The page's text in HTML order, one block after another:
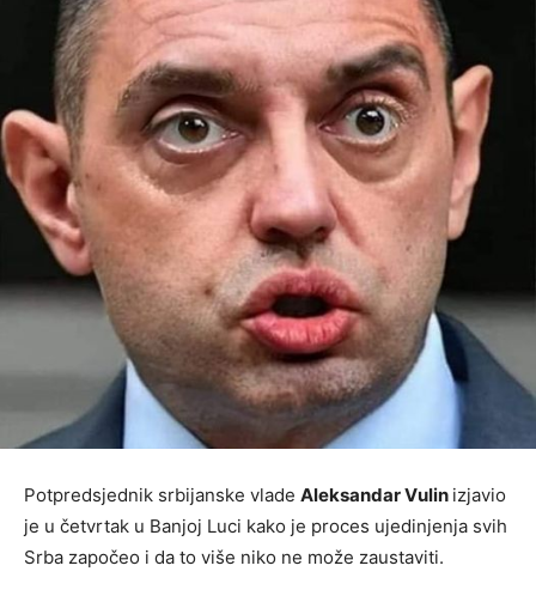
Potpredsjednik srbijanske vlade Aleksandar Vulin izjavio
je u četvrtak u Banjoj Luci kako je proces ujedinjenja svih
Srba započeo i da to više niko ne može zaustaviti.